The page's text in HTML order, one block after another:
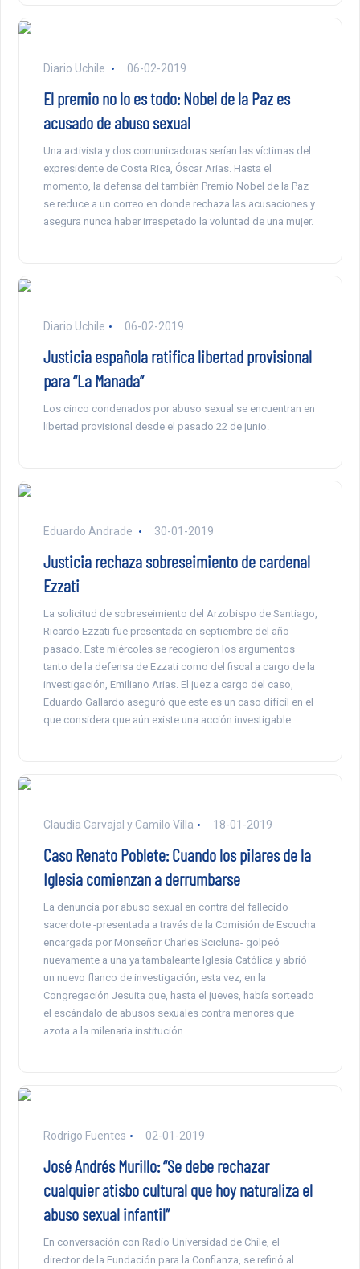
Diario Uchile 06-02-2019
El premio no lo es todo: Nobel de la Paz es
acusado de abuso sexual
Una activista y dos comunicadoras serían las víctimas del
expresidente de Costa Rica, Óscar Arias. Hasta el
momento, la defensa del también Premio Nobel de la Paz
se reduce a un correo en donde rechaza las acusaciones y
asegura nunca haber irrespetado la voluntad de una mujer.
Diario Uchile 06-02-2019
Justicia española ratifica libertad provisional
para “La Manada”
Los cinco condenados por abuso sexual se encuentran en
libertad provisional desde el pasado 22 de junio.
Eduardo Andrade 30-01-2019
Justicia rechaza sobreseimiento de cardenal
Ezzati
La solicitud de sobreseimiento del Arzobispo de Santiago,
Ricardo Ezzati fue presentada en septiembre del año
pasado. Este miércoles se recogieron los argumentos
tanto de la defensa de Ezzati como del fiscal a cargo de la
investigación, Emiliano Arias. El juez a cargo del caso,
Eduardo Gallardo aseguró que este es un caso difícil en el
que considera que aún existe una acción investigable.
Claudia Carvajal y Camilo Villa 18-01-2019
Caso Renato Poblete: Cuando los pilares de la
Iglesia comienzan a derrumbarse
La denuncia por abuso sexual en contra del fallecido
sacerdote -presentada a través de la Comisión de Escucha
encargada por Monseñor Charles Scicluna- golpeó
nuevamente a una ya tambaleante Iglesia Católica y abrió
un nuevo flanco de investigación, esta vez, en la
Congregación Jesuita que, hasta el jueves, había sorteado
el escándalo de abusos sexuales contra menores que
azota a la milenaria institución.
Rodrigo Fuentes 02-01-2019
José Andrés Murillo: “Se debe rechazar
cualquier atisbo cultural que hoy naturaliza el
abuso sexual infantil”
En conversación con Radio Universidad de Chile, el
director de la Fundación para la Confianza, se refirió al